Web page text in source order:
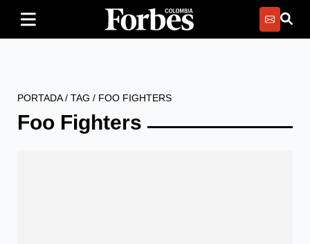
PORTADA/ TAG / FOO FIGHTERS
Foo Fighters